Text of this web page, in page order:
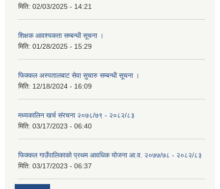
मिति: 02/03/2025 - 14:21
शिक्षक आवश्यकता सम्बन्धी सूचना ।
मिति: 01/28/2025 - 15:29
फिक्कल अस्पतालबाट सेवा सुचारु सम्बन्धी सूचना ।
मिति: 12/18/2024 - 16:09
मध्यकालिन खर्च संरचना २०७८/७९ - २०८२/८३
मिति: 03/17/2023 - 06:40
फिक्कल गाउँपालिकाको प्रथम आवधिक योजना आ.व. २०७७/७८ - २०८२/८३
मिति: 03/17/2023 - 06:37